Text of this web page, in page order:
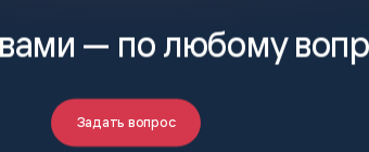
— по любому
Задать вопрос